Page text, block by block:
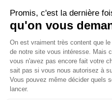
14,50 €
Indisponible